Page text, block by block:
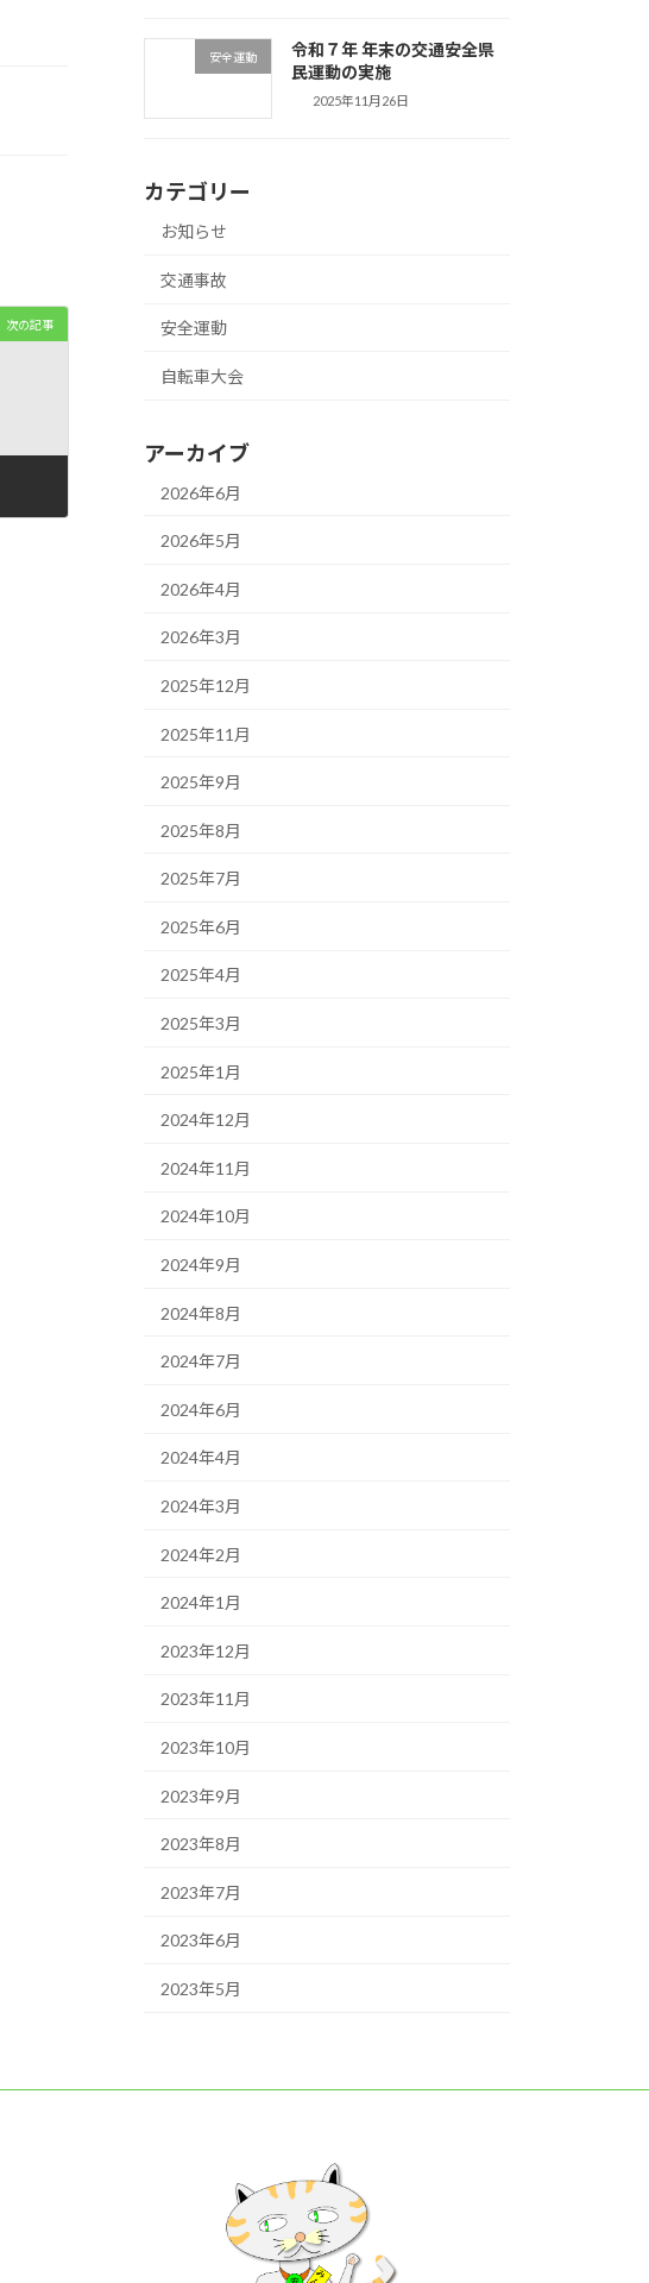
次の記事
安全運動
令和７年 年末の交通安全県
民運動の実施
2025年11月26日
カテゴリー
お知らせ
交通事故
安全運動
自転車大会
アーカイブ
2026年6月
2026年5月
2026年4月
2026年3月
2025年12月
2025年11月
2025年9月
2025年8月
2025年7月
2025年6月
2025年4月
2025年3月
2025年1月
2024年12月
2024年11月
2024年10月
2024年9月
2024年8月
2024年7月
2024年6月
2024年4月
2024年3月
2024年2月
2024年1月
2023年12月
2023年11月
2023年10月
2023年9月
2023年8月
2023年7月
2023年6月
2023年5月